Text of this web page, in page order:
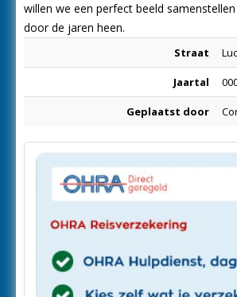
willen we een perfect beeld
door de jaren heen.
Straat
Jaartal
Geplaatst door